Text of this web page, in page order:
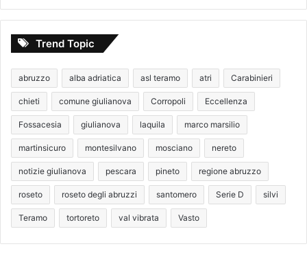
Trend Topic
abruzzo alba adriatica asl teramo atri Carabinieri
chieti comune giulianova Corropoli Eccellenza
Fossacesia giulianova laquila marco marsilio
martinsicuro montesilvano mosciano nereto
notizie giulianova pescara pineto regione abruzzo
roseto roseto degli abruzzi santomero Serie D silvi
Teramo tortoreto val vibrata Vasto